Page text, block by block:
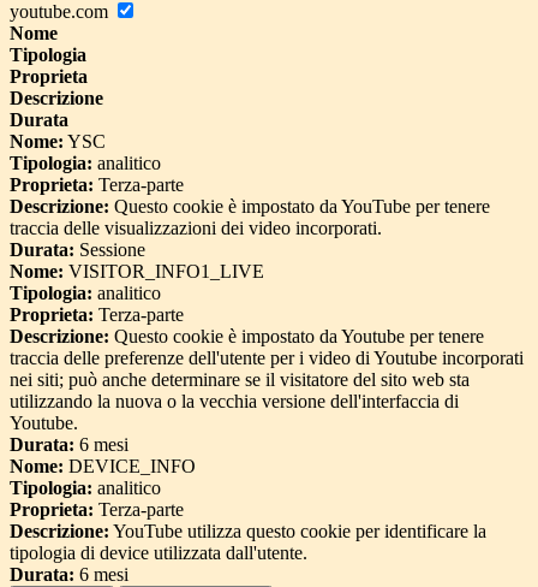
youtube.com
Nome
Tipologia
Proprieta
Descrizione
Durata
Nome: YSC
Tipologia: analitico
Proprieta: Terza-parte
Descrizione: Questo cookie è impostato da YouTube per tenere
traccia delle visualizzazioni dei video incorporati.
Durata: Sessione
Nome: VISITOR_INFO1_LIVE
Tipologia: analitico
Proprieta: Terza-parte
Descrizione: Questo cookie è impostato da Youtube per tenere
traccia delle preferenze dell'utente per i video di Youtube incorporati
nei siti; può anche determinare se il visitatore del sito web sta
utilizzando la nuova o la vecchia versione dell'interfaccia di
Youtube.
Durata: 6 mesi
Nome: DEVICE_INFO
Tipologia: analitico
Proprieta: Terza-parte
Descrizione: YouTube utilizza questo cookie per identificare la
tipologia di device utilizzata dall'utente.
Durata: 6 mesi